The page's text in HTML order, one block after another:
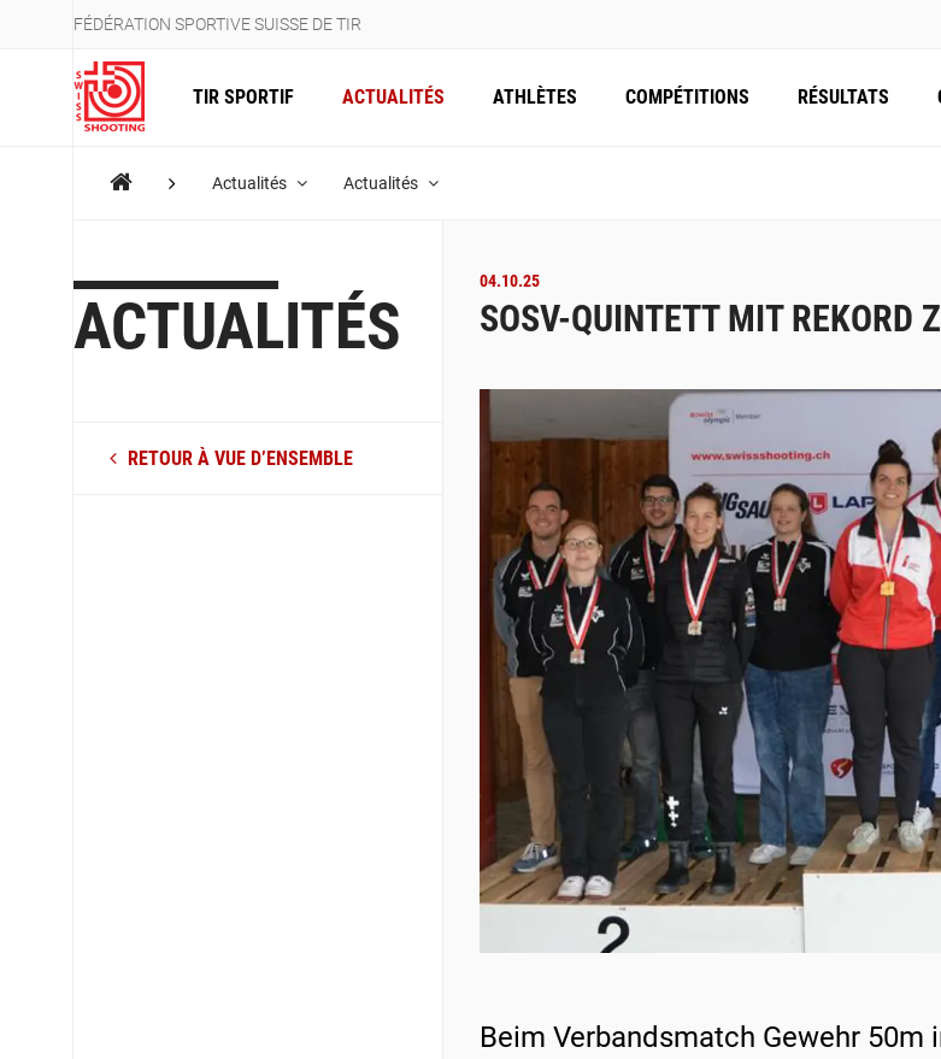
FÉDÉRATION SPORTIVE SUISSE DE TIR
TIR SPORTIF ACTUALITÉS ATHLÈTES COMPÉTITIONS RÉSULTATS
Actualités Actualités
ACTUALITÉS
RETOUR À VUE D’ENSEMBLE
04.10.25
SOSV-QUINTETT MIT REKORD
Beim Verbandsmatch Gewehr